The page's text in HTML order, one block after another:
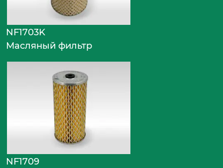
NF1703K
Масляный фильтр
NF1709